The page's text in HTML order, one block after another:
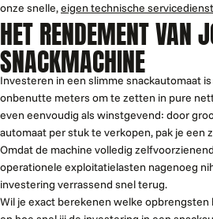
onze snelle,eigen technische servicedienst
HET RENDEMENT VAN
SNACKMACHINE
Investeren in een slimme snackautomaat
onbenutte meters om te zetten in pure
even eenvoudig als winstgevend: door
automaat per stuk te verkopen, pak je een
Omdat de machine volledig
operationele exploitatielasten nagenoeg
investering verrassend snel terug.
Wil je exact berekenen welke opbrengsten